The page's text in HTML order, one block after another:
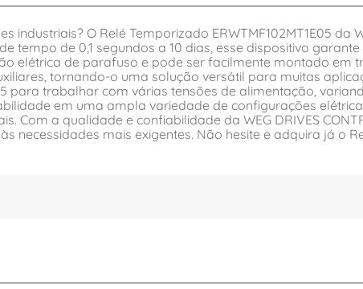
O Relé Temporizado ERWTMF102MT1E05 da
tempo de 0,1 segundos a 10 dias, esse dispositivo
elétrica de parafuso e pode ser facilmente montado em
tornando-o uma solução versátil para muitas
para trabalhar com várias tensões de alimentação,
em uma ampla variedade de configurações
a qualidade e confiabilidade da WEG DRIVES
mais exigentes. Não hesite e adquira já o